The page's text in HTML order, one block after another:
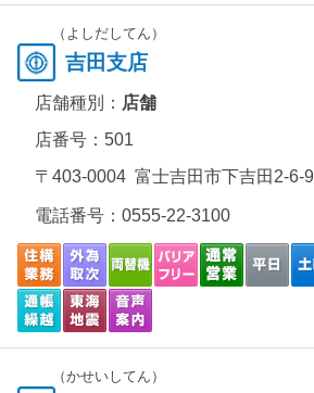
（よしだしてん）
吉田支店
店舗種別： 店舗
店番号：501
〒403-0004 富士吉田市下吉田2-6-9
電話番号： 0555-22-3100
（かせいしてん）